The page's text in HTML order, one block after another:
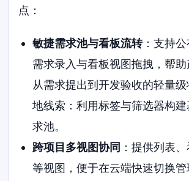
点：
敏捷需求池与看板流转：支持
需求录入与看板视图拖拽，帮
从需求提出到开发验收的轻量
地线索：利用标签与筛选器构
求池。
跨项目多视图协同 ：提供列表
等视图，便于在云端快速切换